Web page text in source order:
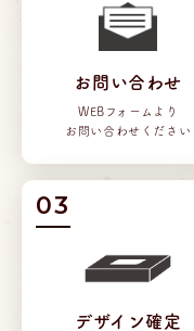
お問い合わせ
WEBフォームより
お問い合わせください
03
デザイン確定